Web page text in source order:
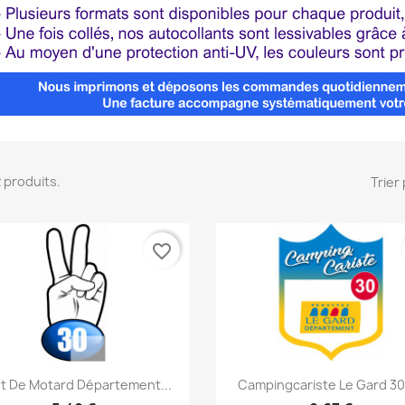
produits. Trier
Aperçu rapide
De Motard Département...
favorite_border
Aperçu rapide
Campingcariste Le Gard